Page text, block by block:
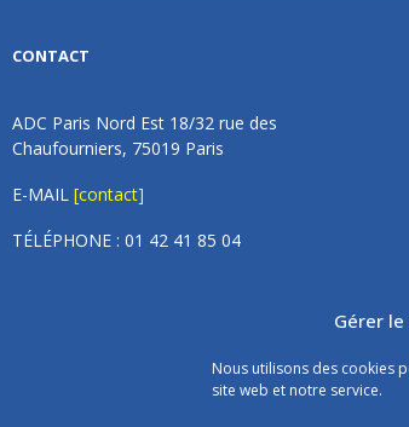
Gérer
Nous utilisons des cookies
site web et notre service.
CONTACT
ADC Paris Nord Est 18/32 rue des
Chaufourniers, 75019 Paris
E-MAIL [contact]
TÉLÉPHONE : 01 42 41 85 04